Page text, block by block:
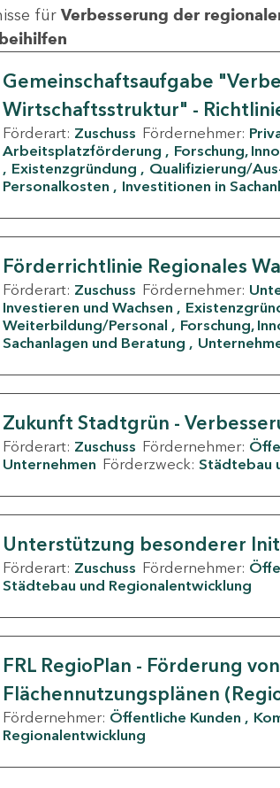
für Verbesserung der
Gemeinschaftsaufgabe
Wirtschaftsstruktur" -
Förderart: Zuschuss Fördernehmer:
Arbeitsplatzförderung
Forschung,
Existenzgründung
Qualifizierung/
Personalkosten
Investitionen in
Förderrichtlinie Regionales
Förderart: Zuschuss Fördernehmer:
Investieren und Wachsen
Weiterbildung/Personal
Forschung,
Sachanlagen und Beratung
Zukunft Stadtgrün -
Förderart: Zuschuss Fördernehmer:
Unternehmen Förderzweck: Städtebau
Unterstützung besonderer
Förderart: Zuschuss Fördernehmer:
Städtebau und Regionalentwicklung
FRL RegioPlan - Förderung
Flächennutzungsplänen
Fördernehmer: Öffentliche Kunden
Regionalentwicklung